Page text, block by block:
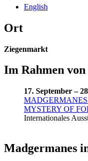
English
Ort
Ziegenmarkt
Im Rahmen von
17. September –
MYSTERY OF
Internationales
Madgermanes